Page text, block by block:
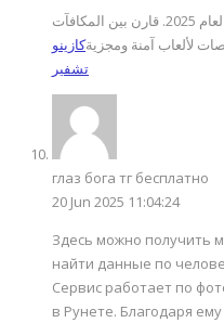
اكتشف أفضل الكازينوهات على الإنترنت لعام 2025. قارن بين المكافآت
لألعاب آمنة ومجزيةكازينو
تشفير
глаз бога тг бесплатно
20 Jun 2025 11:04:24
Здесь можно получить
найти данные по
Сервис работает по
в Рунете. Благодаря